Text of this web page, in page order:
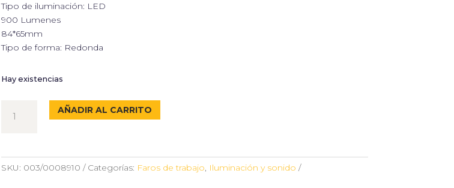
Tipo de iluminación: LED
900 Lumenes
84*65mm
Tipo de forma: Redonda
Hay existencias
AÑADIR AL CARRITO
SKU: 003/0008910 Categorías: Faros de trabajo, Iluminación y sonido